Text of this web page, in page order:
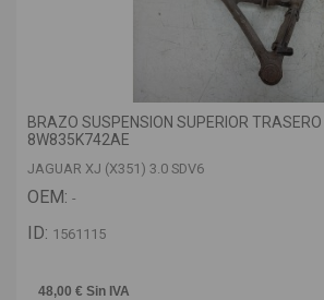
BRAZO SUSPENSION SUPERIOR TRASERO
8W835K742AE
JAGUAR XJ (X351) 3.0 SDV6
OEM: -
ID: 1561115
48,00 € Sin IVA